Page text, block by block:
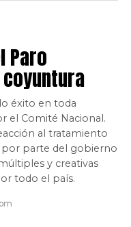
Paro
coyuntura
éxito en toda
el Comité Nacional.
al tratamiento
parte del gobierno
y creativas
todo el país.